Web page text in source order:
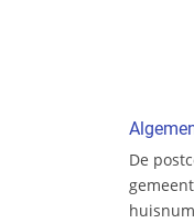
De